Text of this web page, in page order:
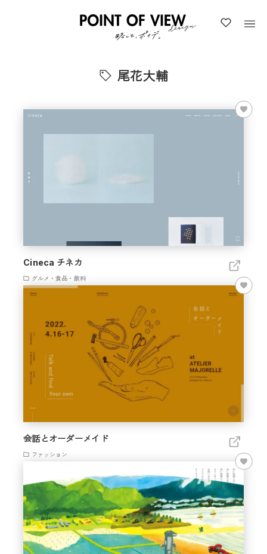
尾花大輔
Cineca チネカ
グルメ・食品・飲料
会話とオーダーメイド
ファッション